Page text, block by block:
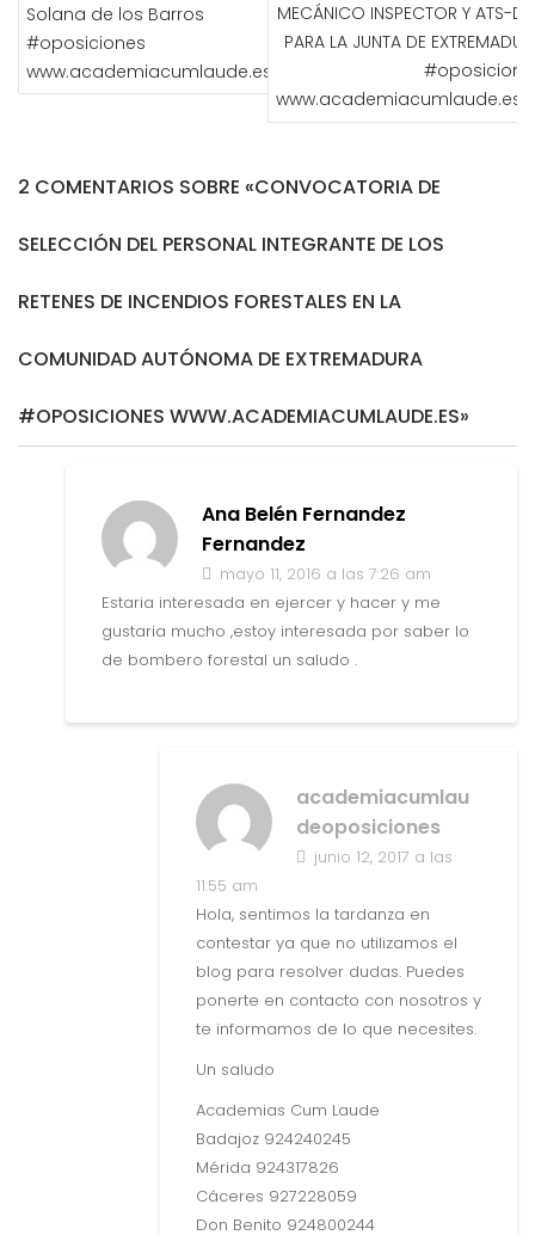
Solana de los Barros
#oposiciones
www.academiacumlaude.es
MECÁNICO INSPECTOR Y ATS-
PARA LA JUNTA DE
www.academiacumlaude.es
2 COMENTARIOS SOBRE «CONVOCATORIA DE
SELECCIÓN DEL PERSONAL INTEGRANTE DE LOS
RETENES DE INCENDIOS FORESTALES EN LA
COMUNIDAD AUTÓNOMA DE EXTREMADURA
#OPOSICIONES WWW.ACADEMIACUMLAUDE.ES»
Ana Belén Fernandez
Fernandez
mayo 11, 2016 a las 7:26 am
Estaria interesada en ejercer y hacer y me
gustaria mucho ,estoy interesada por saber lo
de bombero forestal un saludo .
academiacumlau
deoposiciones
junio 12, 2017 a las
11:55 am
Hola, sentimos la tardanza en
contestar ya que no utilizamos el
blog para resolver dudas. Puedes
ponerte en contacto con nosotros y
te informamos de lo que necesites.
Un saludo
Academias Cum Laude
Badajoz 924240245
Mérida 924317826
Cáceres 927228059
Don Benito 924800244